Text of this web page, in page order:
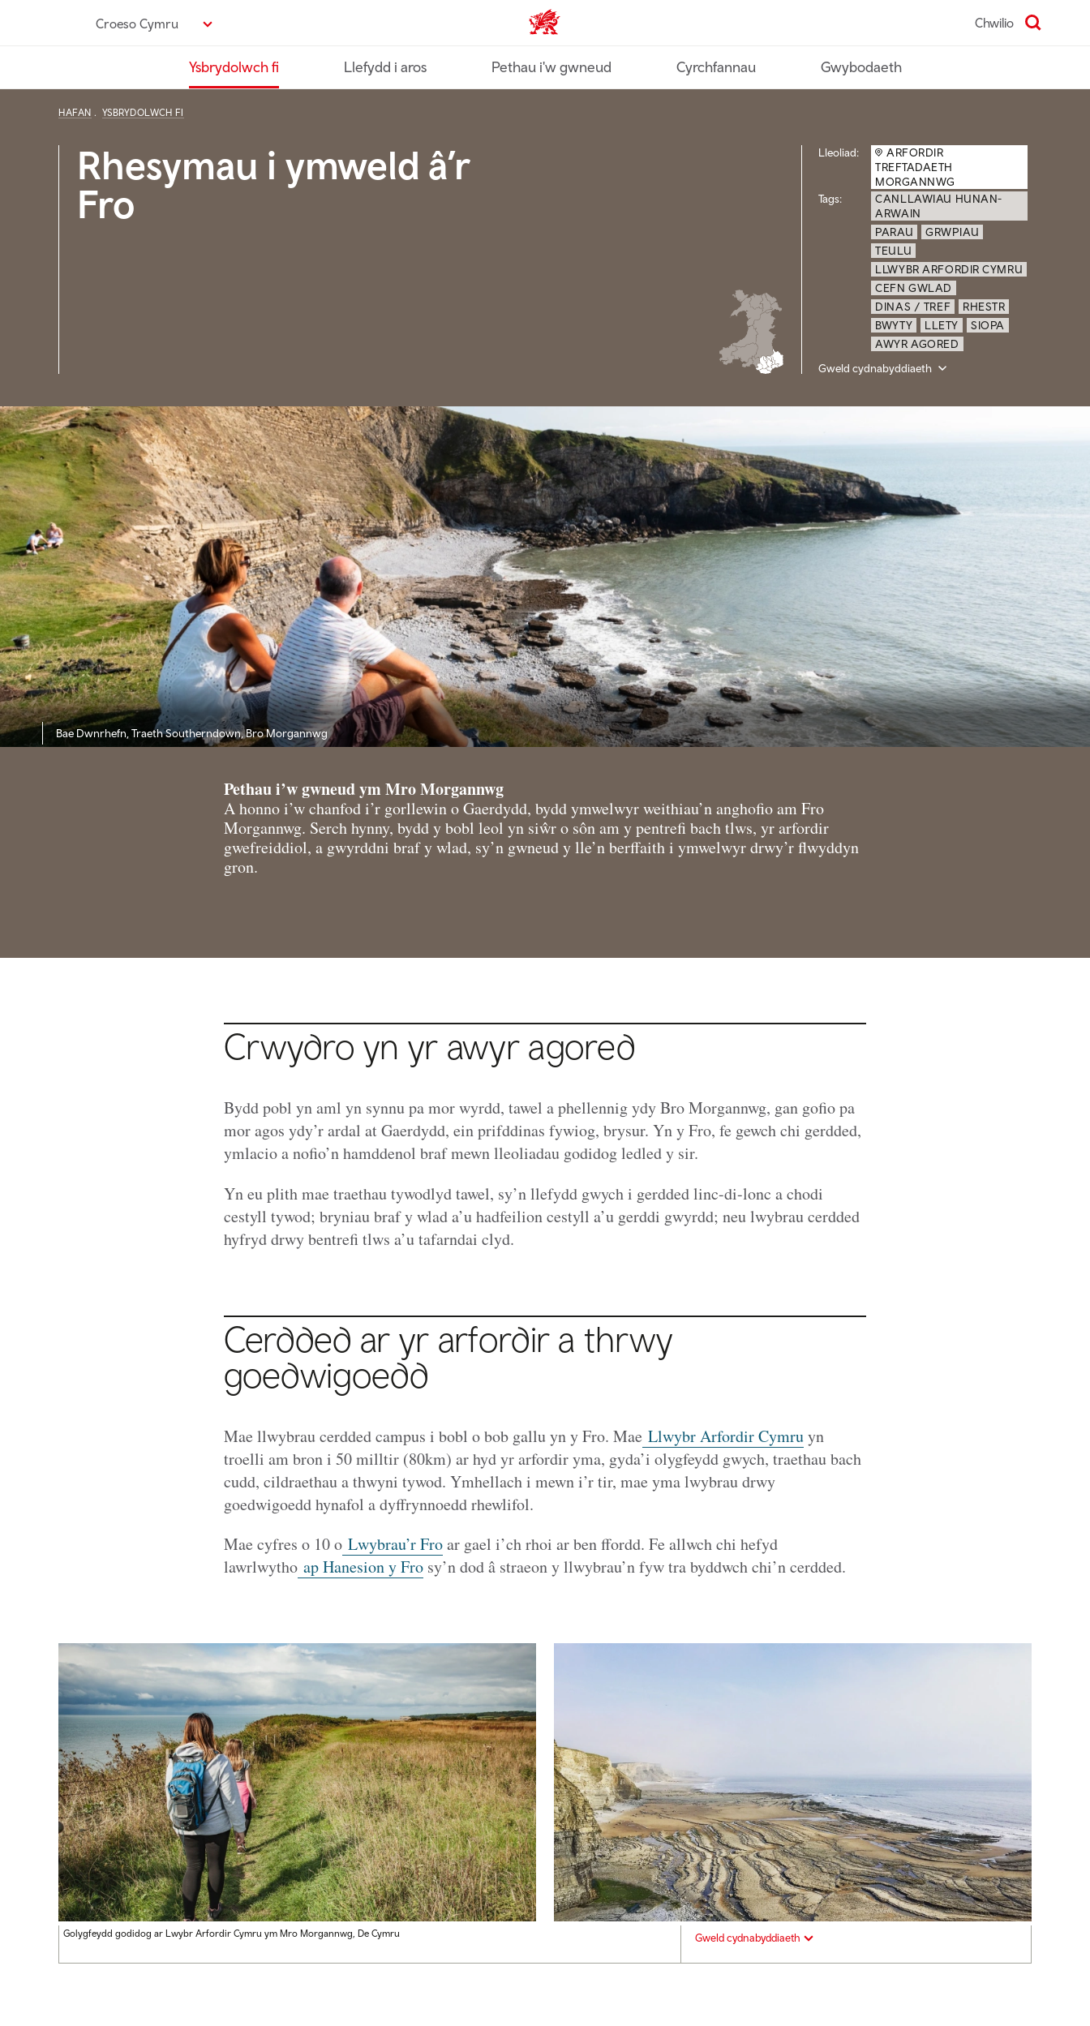
Croeso Cymru Croeso Cymru home Chwilio
Ysbrydolwch fi Llefydd i aros Pethau i'w gwneud Cyrchfannau Gwybodaeth
HAFAN YSBRYDOLWCH FI
Rhesymau i ymweld â’r
Fro
Lleoliad:
ARFORDIR
TREFTADAETH
MORGANNWG
Tags:
CANLLAWIAU HUNAN-
ARWAIN
PARAU
GRWPIAU
TEULU
LLWYBR ARFORDIR CYMRU
CEFN GWLAD
DINAS / TREF
RHESTR
BWYTY
LLETY
SIOPA
AWYR AGORED
Gweld cydnabyddiaeth
Bae Dwnrhefn, Traeth Southerndown, Bro Morgannwg
Pethau i’w gwneud ym Mro Morgannwg
A honno i’w chanfod i’r gorllewin o Gaerdydd, bydd ymwelwyr weithiau’n anghofio am Fro
Morgannwg. Serch hynny, bydd y bobl leol yn siŵr o sôn am y pentrefi bach tlws, yr arfordir
gwefreiddiol, a gwyrddni braf y wlad, sy’n gwneud y lle’n berffaith i ymwelwyr drwy’r flwyddyn
gron.
Crwydro yn yr awyr agored
Bydd pobl yn aml yn synnu pa mor wyrdd, tawel a phellennig ydy Bro Morgannwg, gan gofio pa
mor agos ydy’r ardal at Gaerdydd, ein prifddinas fywiog, brysur. Yn y Fro, fe gewch chi gerdded,
ymlacio a nofio’n hamddenol braf mewn lleoliadau godidog ledled y sir.
Yn eu plith mae traethau tywodlyd tawel, sy’n llefydd gwych i gerdded linc-di-lonc a chodi
cestyll tywod; bryniau braf y wlad a’u hadfeilion cestyll a’u gerddi gwyrdd; neu lwybrau cerdded
hyfryd drwy bentrefi tlws a’u tafarndai clyd.
Cerdded ar yr arfordir a thrwy
goedwigoedd
Mae llwybrau cerdded campus i bobl o bob gallu yn y Fro. Mae Llwybr Arfordir Cymruyn
troelli am bron i 50 milltir (80km) ar hyd yr arfordir yma, gyda’i olygfeydd gwych, traethau bach
cudd, cildraethau a thwyni tywod. Ymhellach i mewn i’r tir, mae yma lwybrau drwy
goedwigoedd hynafol a dyffrynnoedd rhewlifol.
Mae cyfres o 10 oLwybrau’r Froar gael i’ch rhoi ar ben ffordd. Fe allwch chi hefyd
lawrlwythoap Hanesion y Frosy’n dod â straeon y llwybrau’n fyw tra byddwch chi’n cerdded.
Golygfeydd godidog ar Lwybr Arfordir Cymru ym Mro Morgannwg, De Cymru Gweld cydnabyddiaeth